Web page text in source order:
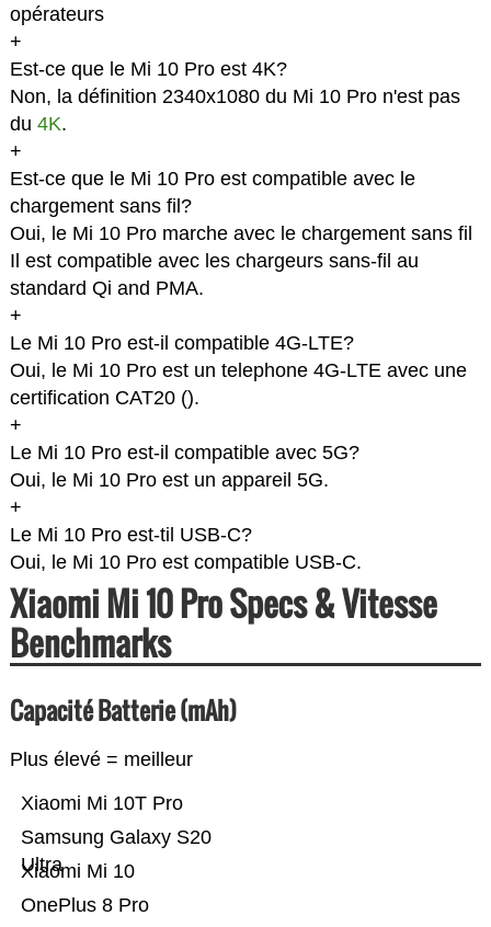
opérateurs
+
Est-ce que le Mi 10 Pro est 4K?
Non, la définition 2340x1080 du Mi 10 Pro n'est pas
du 4K.
+
Est-ce que le Mi 10 Pro est compatible avec le
chargement sans fil?
Oui, le Mi 10 Pro marche avec le chargement sans fil
Il est compatible avec les chargeurs sans-fil au
standard Qi and PMA.
+
Le Mi 10 Pro est-il compatible 4G-LTE?
Oui, le Mi 10 Pro est un telephone 4G-LTE avec une
certification CAT20 ().
+
Le Mi 10 Pro est-il compatible avec 5G?
Oui, le Mi 10 Pro est un appareil 5G.
+
Le Mi 10 Pro est-til USB-C?
Oui, le Mi 10 Pro est compatible USB-C.
Xiaomi Mi 10 Pro Specs & Vitesse
Benchmarks
Capacité Batterie (mAh)
Plus élevé = meilleur
OnePlus 8 Pro
Xiaomi Mi 10
Samsung Galaxy S20
Ultra
Xiaomi Mi 10T Pro